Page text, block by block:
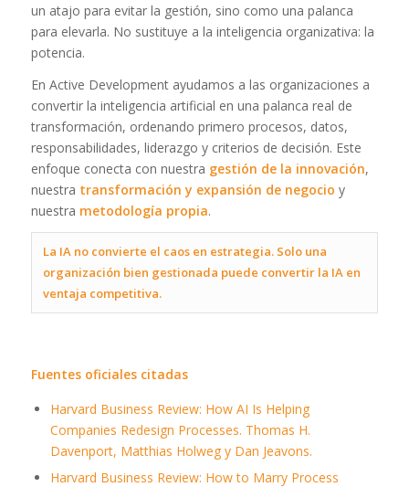
un atajo para evitar la gestión, sino como una palanca
para elevarla. No sustituye a la inteligencia organizativa: la
potencia.
En Active Development ayudamos a las organizaciones a
convertir la inteligencia artificial en una palanca real de
transformación, ordenando primero procesos, datos,
responsabilidades, liderazgo y criterios de decisión. Este
enfoque conecta con nuestra gestión de la innovación,
nuestra transformación y expansión de negocio y
nuestra metodología propia.
La IA no convierte el caos en estrategia. Solo una
organización bien gestionada puede convertir la IA en
ventaja competitiva.
Fuentes oficiales citadas
Harvard Business Review: How AI Is Helping
Companies Redesign Processes. Thomas H.
Davenport, Matthias Holweg y Dan Jeavons.
Harvard Business Review: How to Marry Process